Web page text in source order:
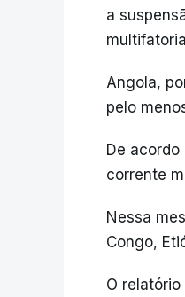
a
Angola,
pelo
De
corrente
Nessa
Congo,
O